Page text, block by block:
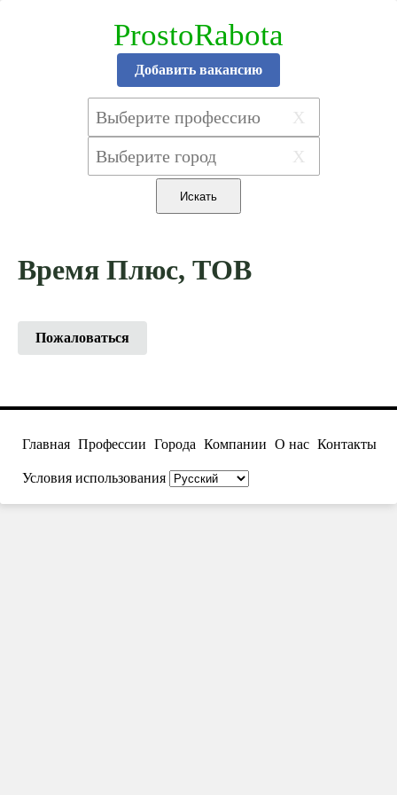
ProstoRabota
Добавить вакансию
X
X
Время Плюс, ТОВ
Пожаловаться
Главная Профессии Города Компании О нас Контакты
Условия использования